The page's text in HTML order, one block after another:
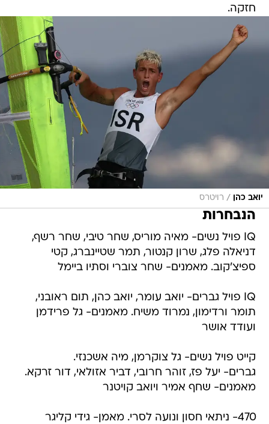
חזקה.
יואב כהן / רויטרס
הנבחרות
IQ פויל נשים- מאיה מוריס, שחר טיבי, שחר רשף,
דניאלה פלג, שרון קנטור, תמר שטיינברג, קטי
ספיצ'קוב. מאמנים- שחר צוברי וסתיו ביימל
IQ פויל גברים- יואב עומר, יואב כהן, תום ראובני,
תומר ורדימון, נמרוד משיח. מאמנים- גל פרידמן
ועודד אושר
קייט פויל נשים- גל צוקרמן, מיה אשכנזי.
גברים- יעל פז, זוהר חרובי, דביר אזולאי, דור זרקא.
מאמנים- שחף אמיר ויואב קויטנר
470- ניתאי חסון ונועה לסרי. מאמן- גידי קליגר